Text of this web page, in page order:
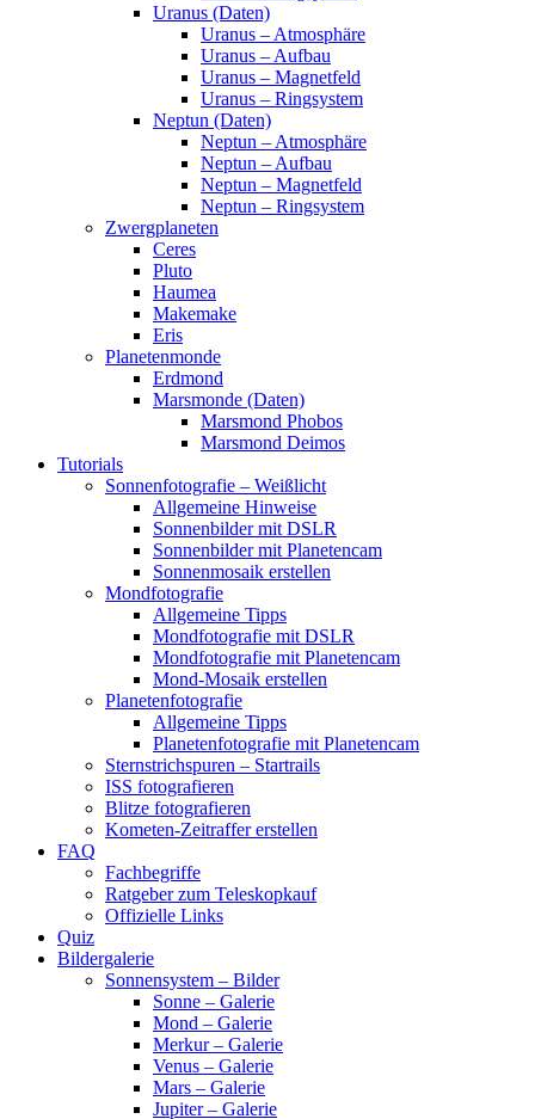
Uranus (Daten)
Uranus – Atmosphäre
Uranus – Aufbau
Uranus – Magnetfeld
Uranus – Ringsystem
Neptun (Daten)
Neptun – Atmosphäre
Neptun – Aufbau
Neptun – Magnetfeld
Neptun – Ringsystem
Zwergplaneten
Ceres
Pluto
Haumea
Makemake
Eris
Planetenmonde
Erdmond
Marsmonde (Daten)
Marsmond Phobos
Marsmond Deimos
Tutorials
Sonnenfotografie – Weißlicht
Allgemeine Hinweise
Sonnenbilder mit DSLR
Sonnenbilder mit Planetencam
Sonnenmosaik erstellen
Mondfotografie
Allgemeine Tipps
Mondfotografie mit DSLR
Mondfotografie mit Planetencam
Mond-Mosaik erstellen
Planetenfotografie
Allgemeine Tipps
Planetenfotografie mit Planetencam
Sternstrichspuren – Startrails
ISS fotografieren
Blitze fotografieren
Kometen-Zeitraffer erstellen
FAQ
Fachbegriffe
Ratgeber zum Teleskopkauf
Offizielle Links
Quiz
Bildergalerie
Sonnensystem – Bilder
Sonne – Galerie
Mond – Galerie
Merkur – Galerie
Venus – Galerie
Mars – Galerie
Jupiter – Galerie